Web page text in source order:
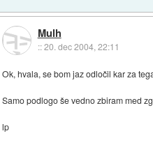
Mulh
::20. dec 2004, 22:11
Ok, hvala, se bom jaz odločil kar za
Samo podlogo še vedno zbiram med
lp